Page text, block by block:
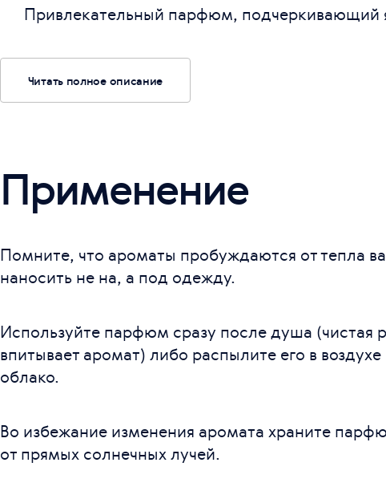
Привлекательный парфюм, подчеркивающий
Читать полное описание
Применение
Помните, что ароматы пробуждаются от тепла
наносить не на, а под одежду.
Используйте парфюм сразу после душа (чистая
впитывает аромат) либо распылите его в
облако.
Во избежание изменения аромата храните
от прямых солнечных лучей.